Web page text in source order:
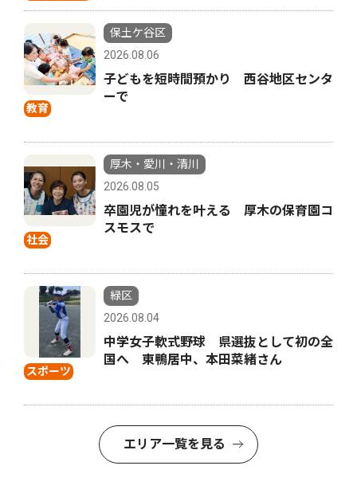
教育
保土ケ谷区
2026.08.06
子どもを短時間預かり 西谷地区センタ
ーで
社会
厚木・愛川・清川
2026.08.05
卒園児が憧れを叶える 厚木の保育園コ
スモスで
スポーツ
緑区
2026.08.04
中学女子軟式野球 県選抜として初の全
国へ 東鴨居中、本田菜緒さん
エリア一覧を見る